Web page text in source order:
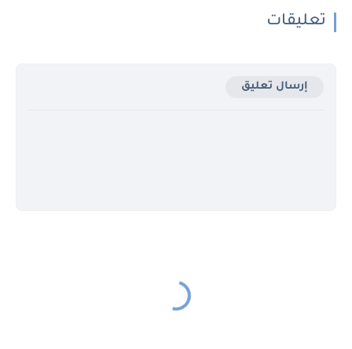
تعليقات
إرسال تعليق